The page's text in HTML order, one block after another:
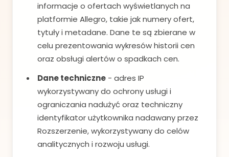
informacje o ofertach wyświetlanych na
platformie Allegro, takie jak numery ofert,
tytuły i metadane. Dane te są zbierane w
celu prezentowania wykresów historii cen
oraz obsługi alertów o spadkach cen.
Dane techniczne - adres IP
wykorzystywany do ochrony usługi i
ograniczania nadużyć oraz techniczny
identyfikator użytkownika nadawany przez
Rozszerzenie, wykorzystywany do celów
analitycznych i rozwoju usługi.